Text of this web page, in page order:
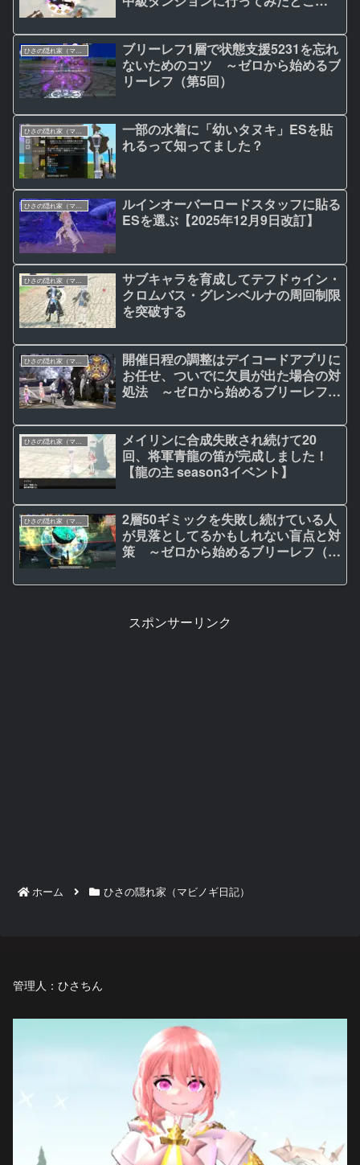
＆やっといた方がいいこと【第5回】
ブリーレフ1層で状態支援5231を忘れ
ないためのコツ ～ゼロから始めるブ
リーレフ（第5回）
一部の水着に「幼いタヌキ」ESを貼
れるって知ってました？
ルインオーバーロードスタッフに貼る
ESを選ぶ【2025年12月9日改訂】
ひさの隠れ家（マビノギ日記）
サブキャラを育成してテフドゥイン・
クロムバス・グレンベルナの周回制限
を突破する
開催日程の調整はデイコードアプリに
お任せ、ついでに欠員が出た場合の対
処法 ～ゼロから始めるブリーレフ
メイリンに合成失敗され続けて20
回、将軍青龍の笛が完成しました！
【龍の主 season3イベント】
ひさの隠れ家（マビノギ日記）
2層50ギミックを失敗し続けている人
が見落としてるかもしれない盲点と対
策 ～ゼロから始めるブリーレフ（第
スポンサーリンク
ホーム ひさの隠れ家（マビノギ日記）
管理人：ひさちん